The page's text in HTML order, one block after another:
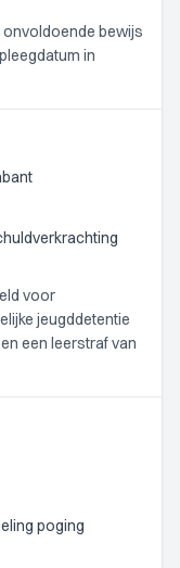
bewijs
in
voor
jeugddetentie
een leerstraf van
poging